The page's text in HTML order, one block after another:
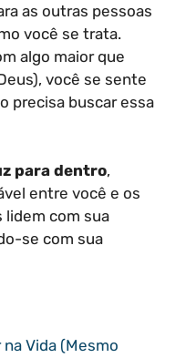
as outras pessoas
você se trata.
algo maior que
você se sente
precisa buscar essa
para dentro,
entre você e os
com sua
se com sua
Vida (Mesmo